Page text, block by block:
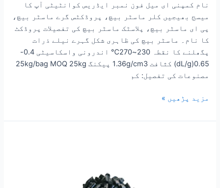
نام کمپنی ای میل فون نمبر ایڈریس کوانٹیٹی آپ کا
میسج بھیجیں کلر ماسٹر بیچ، پروڈکٹس گرے ماسٹر بیچ،
پی ای ماسٹر بیچ، پلاسٹک ماسٹر بیچ کی تفصیلات پروڈکٹ
کا نام۔ ماسٹر بیچ کی ظاہری شکل گہرے نیلے ذرات
پگھلنے کا نقطہ 230~270℃ اندرونی واسکاسیٹی 0.4-
0.65(dL/g) کثافت 1.36g/cm3 پیکنگ 25kg/bag MOQ 25kg
مصنوعات کی تفصیل: کم
مزید پڑھیں »